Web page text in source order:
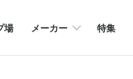
場 メーカー 特集